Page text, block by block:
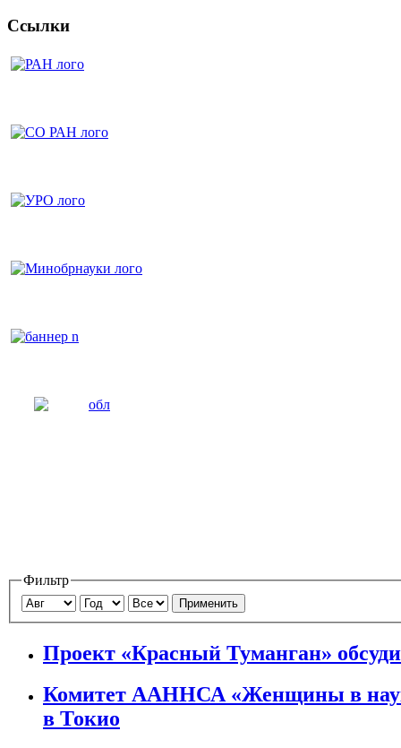
Ссылки
Фильтр
Применить
Проект «Красный Туманган»
Комитет ААННСА «Женщины в
в Токио